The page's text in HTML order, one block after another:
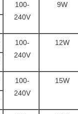
100-
240V
9W
100-
240V
12W
100-
240V
15W